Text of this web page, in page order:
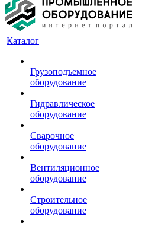
Каталог
Грузоподъемное
оборудование
Гидравлическое
оборудование
Сварочное
оборудование
Вентиляционное
оборудование
Строительное
оборудование